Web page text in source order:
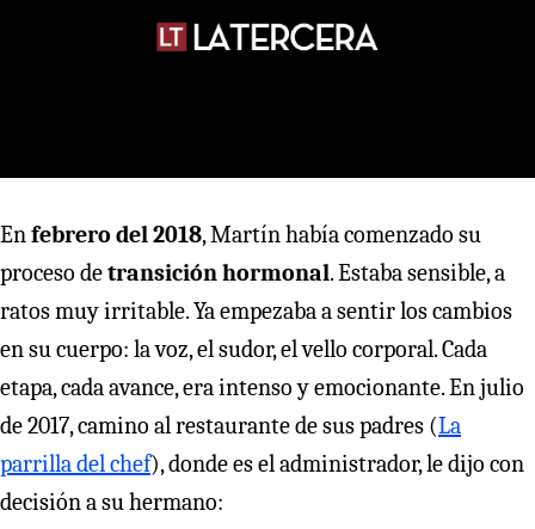
En febrero del 2018, Martín había comenzado su
proceso detransición hormonal. Estaba sensible, a
ratos muy irritable. Ya empezaba a sentir los cambios
en su cuerpo: la voz, el sudor, el vello corporal. Cada
etapa, cada avance, era intenso y emocionante. En julio
de 2017, camino al restaurante de sus padres (La
parrilla del chef), donde es el administrador, le dijo con
decisión a su hermano: